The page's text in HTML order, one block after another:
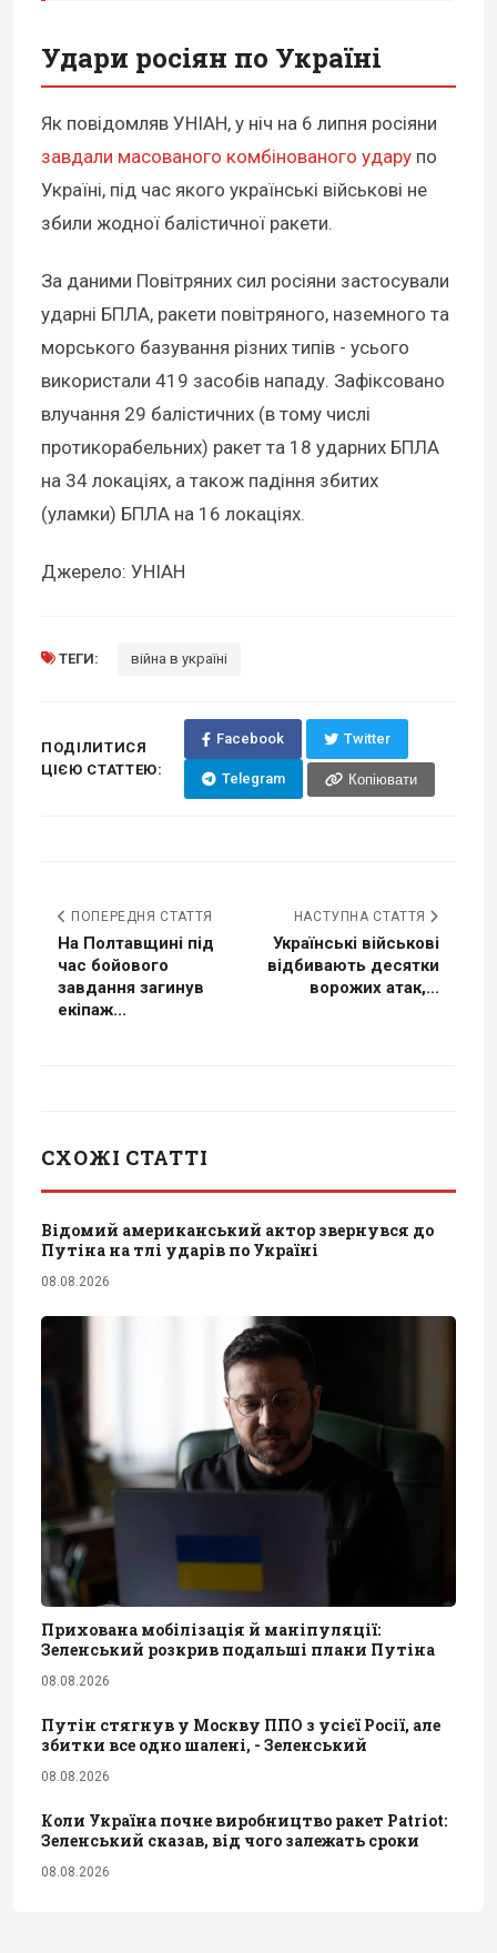
Удари росіян по Україні
Як повідомляв УНІАН, у ніч на 6 липня росіяни
завдали масованого комбінованого удару по
Україні, під час якого українські військові не
збили жодної балістичної ракети.
За даними Повітряних сил росіяни застосували
ударні БПЛА, ракети повітряного, наземного та
морського базування різних типів - усього
використали 419 засобів нападу. Зафіксовано
влучання 29 балістичних (в тому числі
протикорабельних) ракет та 18 ударних БПЛА
на 34 локаціях, а також падіння збитих
(уламки) БПЛА на 16 локаціях.
Джерело: УНІАН
ТЕГИ: війна в україні
ПОДІЛИТИСЯ
ЦІЄЮ СТАТТЕЮ:
Facebook Twitter
Telegram Копіювати
ПОПЕРЕДНЯ СТАТТЯ
На Полтавщині під
час бойового
завдання загинув
екіпаж...
НАСТУПНА СТАТТЯ
Українські військові
відбивають десятки
ворожих атак,...
СХОЖІ СТАТТІ
Відомий американський актор звернувся до
Путіна на тлі ударів по Україні
08.08.2026
Прихована мобілізація й маніпуляції:
Зеленський розкрив подальші плани Путіна
08.08.2026
Путін стягнув у Москву ППО з усієї Росії, але
збитки все одно шалені, - Зеленський
08.08.2026
Коли Україна почне виробництво ракет Patriot:
Зеленський сказав, від чого залежать сроки
08.08.2026